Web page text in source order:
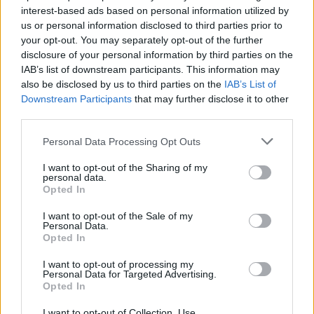
interest-based ads based on personal information utilized by
us or personal information disclosed to third parties prior to
your opt-out. You may separately opt-out of the further
disclosure of your personal information by third parties on the
IAB’s list of downstream participants. This information may
also be disclosed by us to third parties on the IAB’s List of
Downstream Participants that may further disclose it to other
Personal Data Processing Opt Outs
I want to opt-out of the Sharing of my
personal data.
Opted In
I want to opt-out of the Sale of my
Personal Data.
Opted In
I want to opt-out of processing my
Personal Data for Targeted Advertising.
Opted In
Július
Július 1., Szerda: AnnamáriaésTihamér
Július 2., Csütörtök:Ottó
és
Soma
Július 4., Szombat:Ulrik
Július 5., Vasárnap:EmeseésSarolta
Július 6., Hétfő:
Csaba
Július 8., Szerda:Ellák
Július 9., Csütörtök:
Július 10., Péntek:Amália
Július 11., Szombat:
Július 13., Hétfő:Jenõ
Július 14., Kedd: